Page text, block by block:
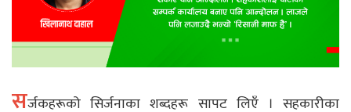
सर्जकहरूको सिर्जनाका शब्दहरू सापट लिएँ । सहकारीका